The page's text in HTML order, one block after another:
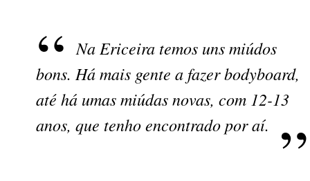
Na Ericeira temos uns miúdos
bons. Há mais gente a fazer bodyboard,
até há umas miúdas novas, com 12-13
anos, que tenho encontrado por aí.